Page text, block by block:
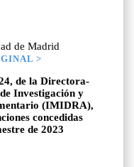
de Madrid
>
de la Directora-
Investigación y
(IMIDRA),
concedidas
de 2023